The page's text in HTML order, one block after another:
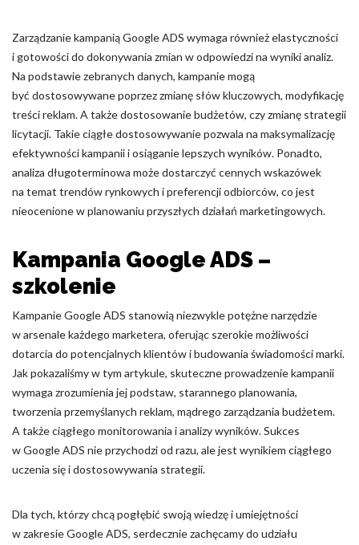
Zarządzanie kampanią Google ADS wymaga również elastyczności
i gotowości do dokonywania zmian w odpowiedzi na wyniki analiz.
Na podstawie zebranych danych, kampanie mogą
być dostosowywane poprzez zmianę słów kluczowych, modyfikację
treści reklam. A także dostosowanie budżetów, czy zmianę strategii
licytacji. Takie ciągłe dostosowywanie pozwala na maksymalizację
efektywności kampanii i osiąganie lepszych wyników. Ponadto,
analiza długoterminowa może dostarczyć cennych wskazówek
na temat trendów rynkowych i preferencji odbiorców, co jest
nieocenione w planowaniu przyszłych działań marketingowych.
Kampania Google ADS –
szkolenie
Kampanie Google ADS stanowią niezwykle potężne narzędzie
w arsenale każdego marketera, oferując szerokie możliwości
dotarcia do potencjalnych klientów i budowania świadomości marki.
Jak pokazaliśmy w tym artykule, skuteczne prowadzenie kampanii
wymaga zrozumienia jej podstaw, starannego planowania,
tworzenia przemyślanych reklam, mądrego zarządzania budżetem.
A także ciągłego monitorowania i analizy wyników. Sukces
w Google ADS nie przychodzi od razu, ale jest wynikiem ciągłego
uczenia się i dostosowywania strategii.
Dla tych, którzy chcą pogłębić swoją wiedzę i umiejętności
w zakresie Google ADS, serdecznie zachęcamy do udziału